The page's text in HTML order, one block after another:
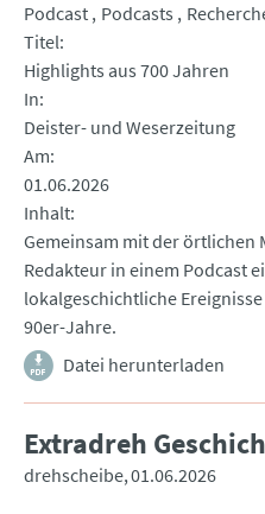
Podcast Podcasts
Titel
Highlights aus 700 Jahren
In
Deister- und Weserzeitung
Am
01.06.2026
Inhalt
Gemeinsam mit der
Redakteur in einem Podcast
lokalgeschichtliche
90er-Jahre.
Datei herunterladen
Extradreh
drehscheibe 01.06.2026